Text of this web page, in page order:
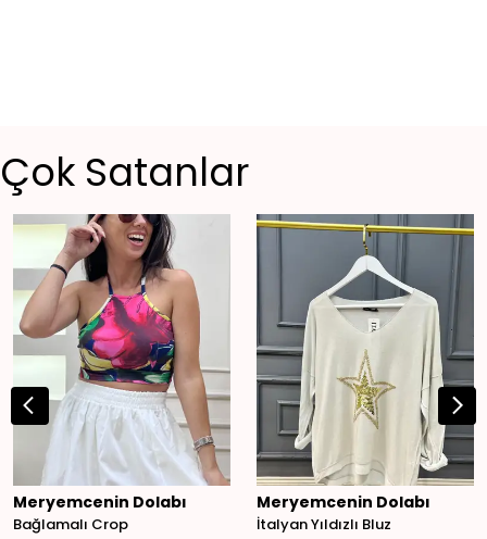
Çok Satanlar
Meryemcenin Dolabı
Bağlamalı Crop
Meryemcenin Dolabı
İtalyan Yıldızlı Bluz